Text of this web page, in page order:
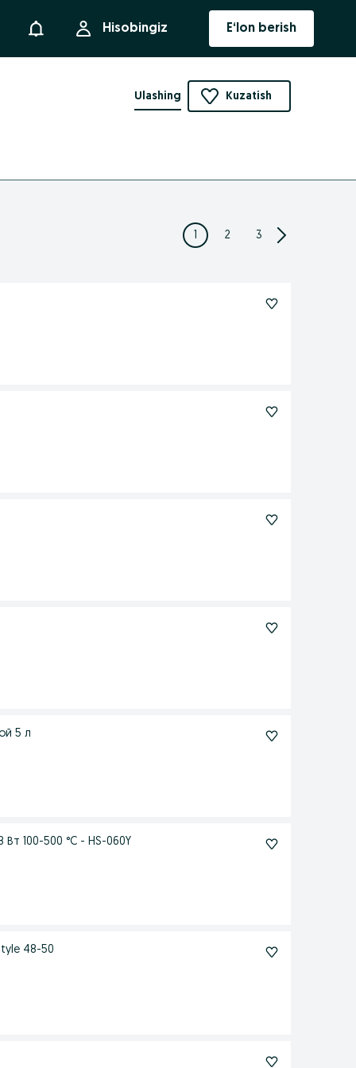
Bildirishnoma Hisobingiz E‘lon berish
Kuzatish
Ulashing
1 2 3
5 л
100-500 °C - HS-060Y
48-50